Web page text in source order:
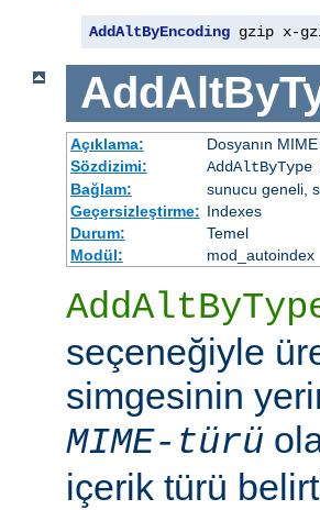
AddAltByEncoding gzip x-
Açıklama:
Dosyanın
Sözdizimi:
AddAltByType
Bağlam:
sunucu geneli,
Geçersizleştirme: Indexes
Durum:
Temel
Modül:
mod_autoindex
seçeneğiyle
simgesinin
MIME-türü
içerik türü